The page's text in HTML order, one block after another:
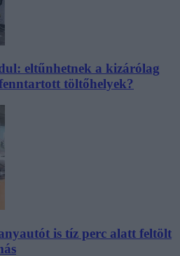
eltűnhetnek a kizárólag
töltőhelyek?
is tíz perc alatt feltölt